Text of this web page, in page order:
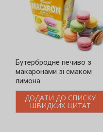
Бутербродне печиво з
макаронами зі смаком
лимона
ДОДАТИ ДО СПИСКУ
ШВИДКИХ ЦИТАТ